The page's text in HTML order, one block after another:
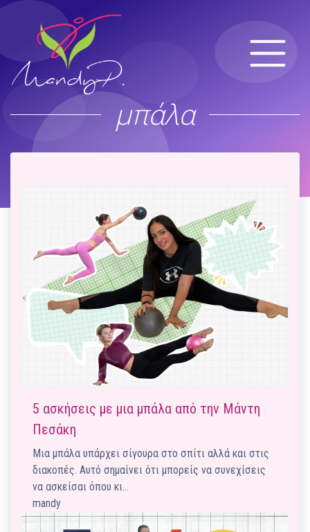
μπάλα
5 ασκήσεις με μια μπάλα από την Μάντη
Πεσάκη
Μια μπάλα υπάρχει σίγουρα στο σπίτι αλλά και στις
διακοπές. Αυτό σημαίνει ότι μπορείς να συνεχίσεις
να ασκείσαι όπου κι…
mandy